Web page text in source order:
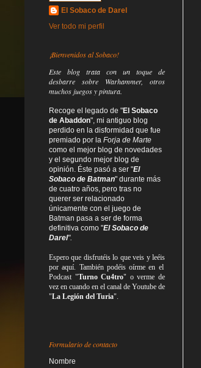
El Sobaco de Darel
Ver todo mi perfil
¡Bienvenidos al Sobaco!
Este blog trata con un toque de
desbarre sobre Warhammer, otros
muchos juegos y pintura.
Recoge el legado de "El Sobaco
de Abaddon", mi antiguo blog
perdido en la disformidad que fue
premiado por la Forja de Marte
como el mejor blog de novedades
y el segundo mejor blog de
opinión. Éste pasó a ser "El
Sobaco de Batman" durante más
de cuatro años, pero tras no
querer ser relacionado
únicamente con el juego de
Batman pasa a ser de forma
definitiva como "El Sobaco de
Darel".
Espero que disfrutéis lo queveis yleéis
por aquí. También podéis oírme en el
Podcast "Turno Cu4tro" o verme de
vez en cuando en el canal de Youtube de
"La Legión del Turia".
Formulario de contacto
Nombre